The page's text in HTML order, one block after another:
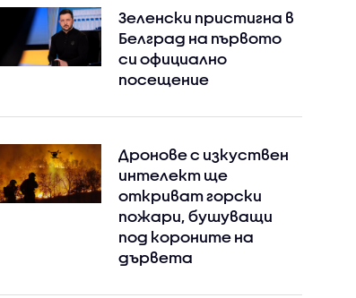
Зеленски пристигна в
Белград на първото
си официално
посещение
Дронове с изкуствен
интелект ще
откриват горски
пожари, бушуващи
под короните на
дървета